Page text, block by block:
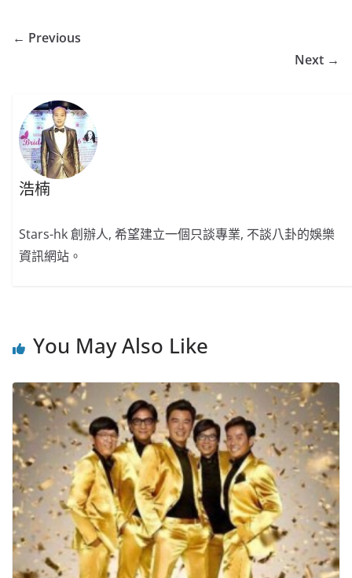
← Previous
Next →
浩楠
Stars-hk 創辦人, 希望建立一個只談專業, 不談八卦的娛樂
資訊網站。
You May Also Like